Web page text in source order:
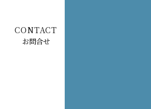
CONTACT
お問合せ